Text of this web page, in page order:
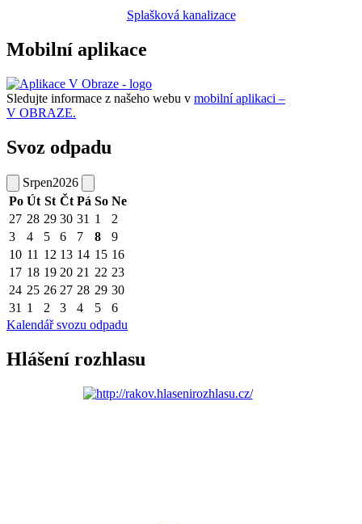
Splašková kanalizace
Mobilní aplikace
Sledujte informace z našeho webu v mobilní aplikaci –
V OBRAZE.
Svoz odpadu
Srpen2026
Po Út St Čt Pá So Ne
27 28 29 30 31 1
2
3
4 5 6 7 8
9
10 11 12 13 14 15 16
17 18 19 20 21 22 23
24 25 26 27 28 29 30
31 1 2 3 4 5
6
Kalendář svozu odpadu
Hlášení rozhlasu